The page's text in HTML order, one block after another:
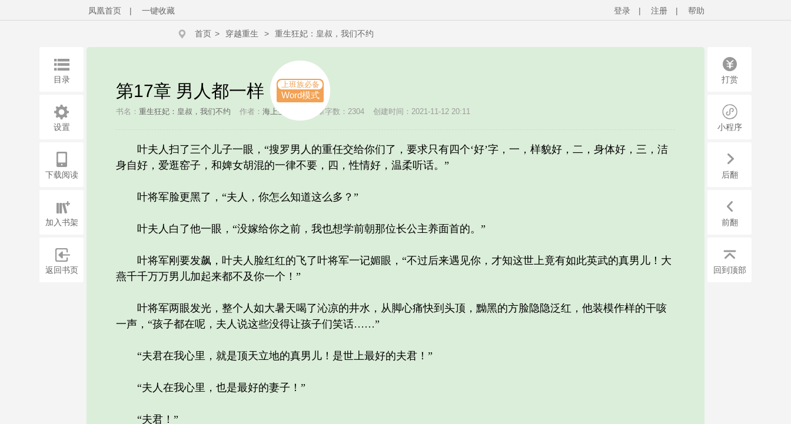
登录 | 注册 | 帮助
凤凰首页 | 一键收藏
首页 > 穿越重生 > 重生狂妃：皇叔，我们不约
第17章 男人都一样 上班族必备
Word模式
书名： 重生狂妃：皇叔，我们不约 作者： 海上生明月 本章字数：2304 创建时间：2021-11-12 20:11
叶夫人扫了三个儿子一眼，“搜罗男人的重任交给你们了，要求只有四个‘好’字，一，样貌好，二，身体好，三，洁
身自好，爱逛窑子，和婢女胡混的一律不要，四，性情好，温柔听话。”
叶将军脸更黑了，“夫人，你怎么知道这么多？”
叶夫人白了他一眼，“没嫁给你之前，我也想学前朝那位长公主养面首的。”
叶将军刚要发飙，叶夫人脸红红的飞了叶将军一记媚眼，“不过后来遇见你，才知这世上竟有如此英武的真男儿！大
燕千千万万男儿加起来都不及你一个！”
叶将军两眼发光，整个人如大暑天喝了沁凉的井水，从脚心痛快到头顶，黝黑的方脸隐隐泛红，他装模作样的干咳
一声，“孩子都在呢，夫人说这些没得让孩子们笑话……”
“夫君在我心里，就是顶天立地的真男儿！是世上最好的夫君！”
“夫人在我心里，也是最好的妻子！”
“夫君！”
目录
设置
下载阅读
加入书架
返回书页
打赏
小程序
后翻
前翻
回到顶部